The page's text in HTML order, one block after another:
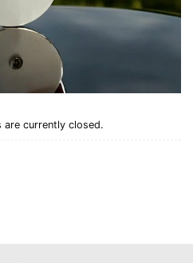
are currently closed.